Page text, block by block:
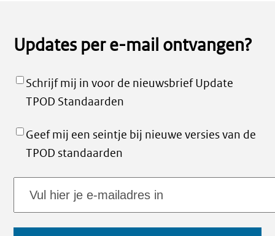
Updates per e-mail ontvangen?
Schrijf mij in voor de nieuwsbrief Update
TPOD Standaarden
Geef mij een seintje bij nieuwe versies van de
TPOD standaarden